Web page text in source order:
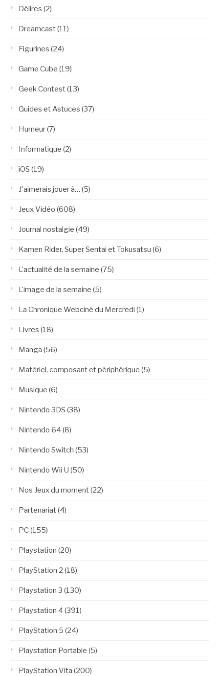
Délires (2)
Dreamcast(11)
Figurines (24)
Game Cube (19)
Geek Contest(13)
Guides et Astuces (37)
Humeur(7)
Informatique (2)
iOS (19)
J'aimerais jouer à… (5)
Jeux Vidéo (608)
Journal nostalgie (49)
Kamen Rider, Super Sentai et Tokusatsu (6)
L'actualité de la semaine (75)
L'image de la semaine (5)
La Chronique Webciné du Mercredi (1)
Livres (18)
Manga (56)
Matériel, composant et périphérique (5)
Musique (6)
Nintendo 3DS (38)
Nintendo 64 (8)
Nintendo Switch (53)
Nintendo Wii U (50)
Nos Jeux du moment(22)
Partenariat(4)
PC(155)
Playstation (20)
PlayStation 2 (18)
Playstation 3 (130)
Playstation 4 (391)
PlayStation 5 (24)
Playstation Portable (5)
PlayStation Vita (200)